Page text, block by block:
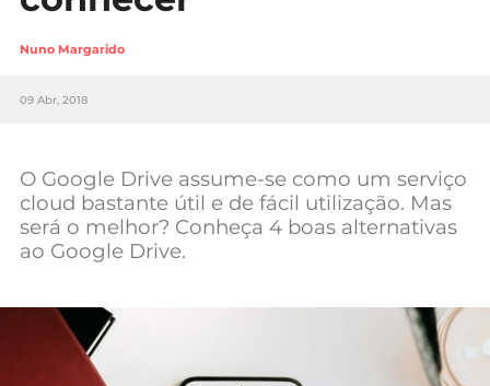
Lifestyle
Sociedade
Negócios
Mundial 2026
Nuno Margarido
09 Abr, 2018
O Google Drive assume-se como um serviço
cloud bastante útil e de fácil utilização. Mas
será o melhor? Conheça 4 boas alternativas
ao Google Drive.